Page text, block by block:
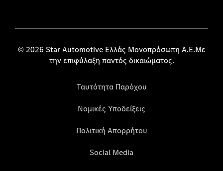
© 2026 Star Automotive Ελλάς Μονοπρόσωπη Α.Ε.Με
την επιφύλαξη παντός δικαιώματος.
Ταυτότητα Παρόχου
Νομικές Υποδείξεις
Πολιτική Απορρήτου
Social Media